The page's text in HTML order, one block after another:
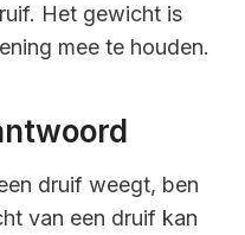
Het gewicht is
mee te houden.
druif weegt, ben
van een druif kan